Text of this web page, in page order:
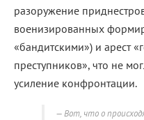
разоружение
военизированных
«бандитскими») и арест
преступников», что не
усиление конфронтации.
Вот, что о